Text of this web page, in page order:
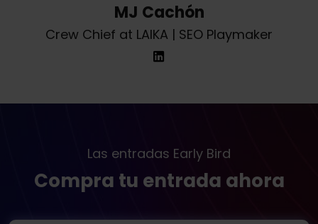
MJ Cachón
Crew Chief at LAIKA | SEO Playmaker
Las entradas Early Bird
Compra tu entrada ahora